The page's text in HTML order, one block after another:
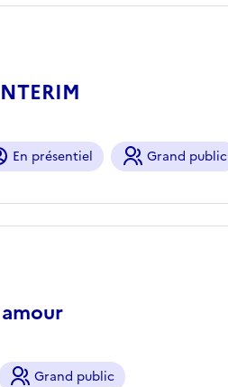
En présentiel Grand public
Grand public